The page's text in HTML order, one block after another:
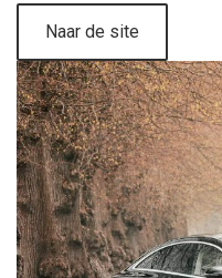
Naar de site